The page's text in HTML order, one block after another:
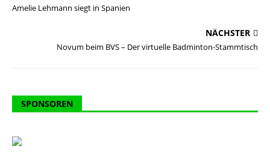
Amelie Lehmann siegt in Spanien
NÄCHSTER
Novum beim BVS – Der virtuelle Badminton-Stammtisch
SPONSOREN